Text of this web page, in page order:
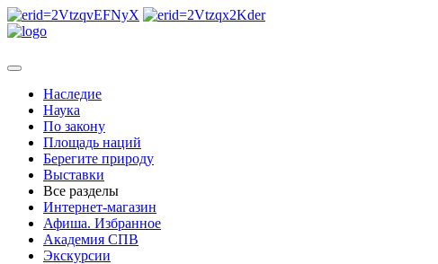
Наследие
Наука
По закону
Площадь наций
Берегите природу
Выставки
Все разделы
Интернет-магазин
Афиша. Избранное
Академия СПВ
Экскурсии